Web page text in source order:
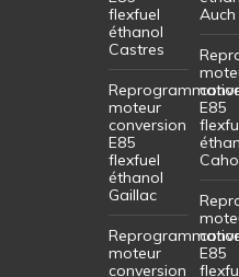
flexfuel
éthanol
Castres
moteur
conversion
E85
flexfuel
éthanol
Gaillac
moteur
conversion
Auch
E85
E85